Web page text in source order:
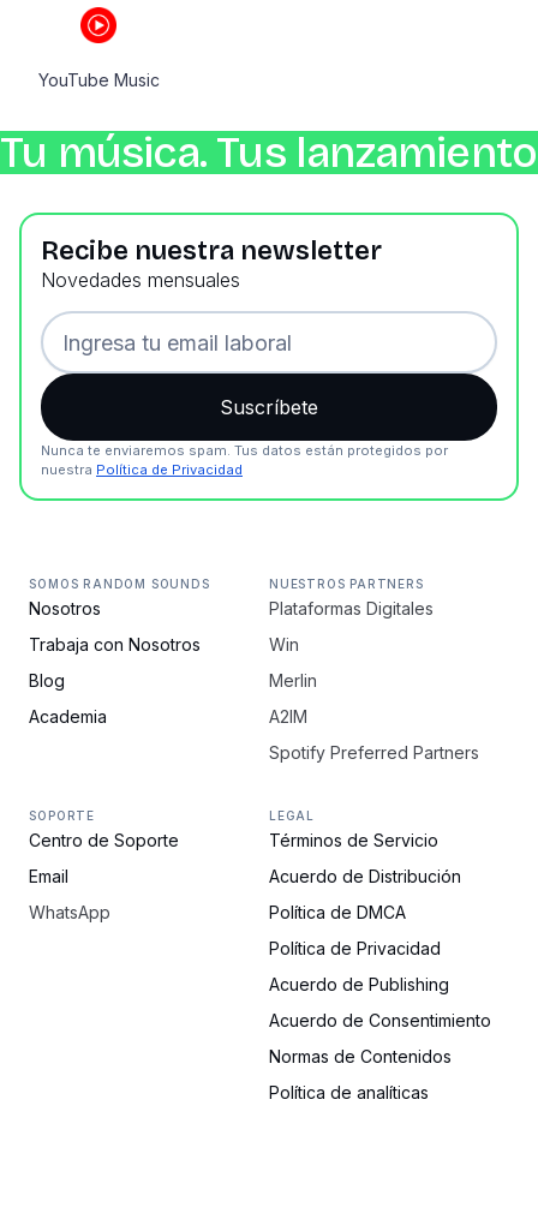
YouTube Music
Tu música. Tus
Recibe nuestra newsletter
Novedades mensuales
Nunca te enviaremos spam. Tus datos están protegidos por
nuestra Política de Privacidad
SOMOS RANDOM SOUNDS
Nosotros
Trabaja con Nosotros
Blog
Academia
NUESTROS PARTNERS
Plataformas Digitales
Win
Merlin
A2IM
Spotify Preferred Partners
SOPORTE
Centro de Soporte
Email
WhatsApp
LEGAL
Términos de Servicio
Acuerdo de Distribución
Política de DMCA
Política de Privacidad
Acuerdo de Publishing
Acuerdo de Consentimiento
Normas de Contenidos
Política de analíticas